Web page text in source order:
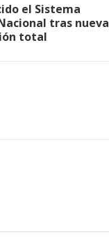
el Sistema
tras nueva
total